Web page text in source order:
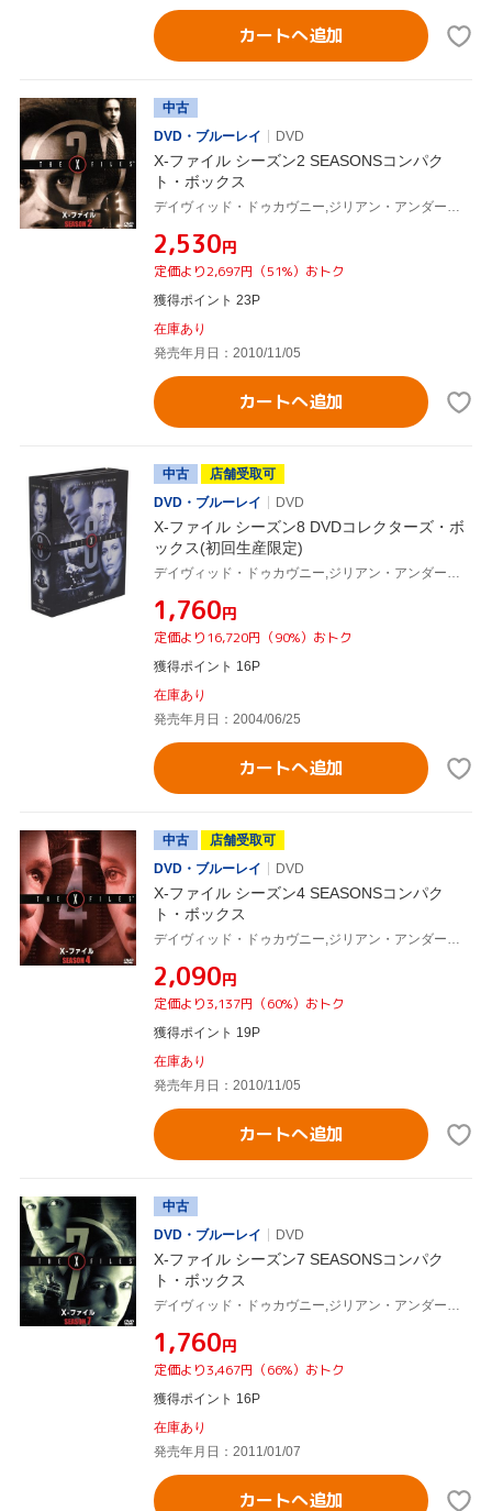
カートへ追加
中古
DVD・ブルーレイ
DVD
X-ファイル シーズン2 SEASONSコンパク
ト・ボックス
デイヴィッド・ドゥカヴニー,ジリアン・アンダーソン,クリス・カーター(製作総指揮)
¥2,530円
定価より2,697円（51%）おトク
獲得ポイント 23P
在庫あり
発売年月日：2010/11/05
カートへ追加
中古
店舗受取可
DVD・ブルーレイ
DVD
X-ファイル シーズン8 DVDコレクターズ・ボ
ックス(初回生産限定)
デイヴィッド・ドゥカヴニー,ジリアン・アンダーソン,ロバート・パトリック,クリス・カーター(製作総指揮)
¥1,760円
定価より16,720円（90%）おトク
獲得ポイント 16P
在庫あり
発売年月日：2004/06/25
カートへ追加
中古
店舗受取可
DVD・ブルーレイ
DVD
X-ファイル シーズン4 SEASONSコンパク
ト・ボックス
デイヴィッド・ドゥカヴニー,ジリアン・アンダーソン,クリス・カーター(製作総指揮)
¥2,090円
定価より3,137円（60%）おトク
獲得ポイント 19P
在庫あり
発売年月日：2010/11/05
カートへ追加
中古
DVD・ブルーレイ
DVD
X-ファイル シーズン7 SEASONSコンパク
ト・ボックス
デイヴィッド・ドゥカヴニー,ジリアン・アンダーソン,クリス・カーター(製作総指揮)
¥1,760円
定価より3,467円（66%）おトク
獲得ポイント 16P
在庫あり
発売年月日：2011/01/07
カートへ追加